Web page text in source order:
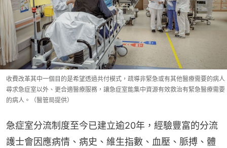
收費改革其中一個目的是希望透過共付模式，疏導非緊急或有其他醫療需要的病人
尋求急症室以外、更合適醫療服務，讓急症室能集中資源有效救治有緊急醫療需要
的病人。（醫管局提供）
急症室分流制度至今已建立逾20年，經驗豐富的分流
護士會因應病情、病史、維生指數、血壓、脈搏、體